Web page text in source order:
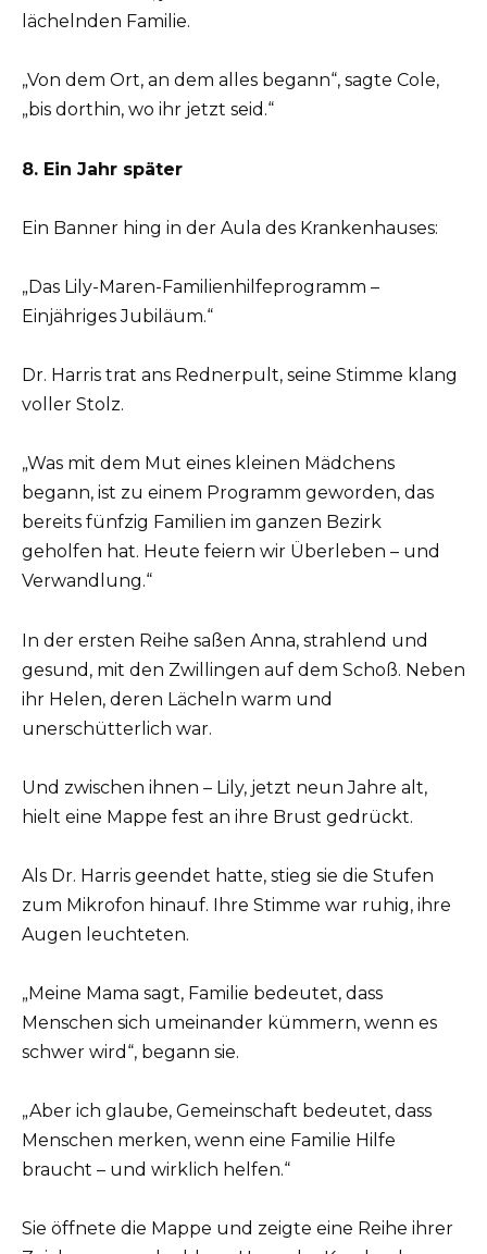
lächelnden Familie.
„Von dem Ort, an dem alles begann“, sagte Cole,
„bis dorthin, wo ihr jetzt seid.“
8. Ein Jahr später
Ein Banner hing in der Aula des Krankenhauses:
„Das Lily-Maren-Familienhilfeprogramm –
Einjähriges Jubiläum.“
Dr. Harris trat ans Rednerpult, seine Stimme klang
voller Stolz.
„Was mit dem Mut eines kleinen Mädchens
begann, ist zu einem Programm geworden, das
bereits fünfzig Familien im ganzen Bezirk
geholfen hat. Heute feiern wir Überleben – und
Verwandlung.“
In der ersten Reihe saßen Anna, strahlend und
gesund, mit den Zwillingen auf dem Schoß. Neben
ihr Helen, deren Lächeln warm und
unerschütterlich war.
Und zwischen ihnen – Lily, jetzt neun Jahre alt,
hielt eine Mappe fest an ihre Brust gedrückt.
Als Dr. Harris geendet hatte, stieg sie die Stufen
zum Mikrofon hinauf. Ihre Stimme war ruhig, ihre
Augen leuchteten.
„Meine Mama sagt, Familie bedeutet, dass
Menschen sich umeinander kümmern, wenn es
schwer wird“, begann sie.
„Aber ich glaube, Gemeinschaft bedeutet, dass
Menschen merken, wenn eine Familie Hilfe
braucht – und wirklich helfen.“
Sie öffnete die Mappe und zeigte eine Reihe ihrer